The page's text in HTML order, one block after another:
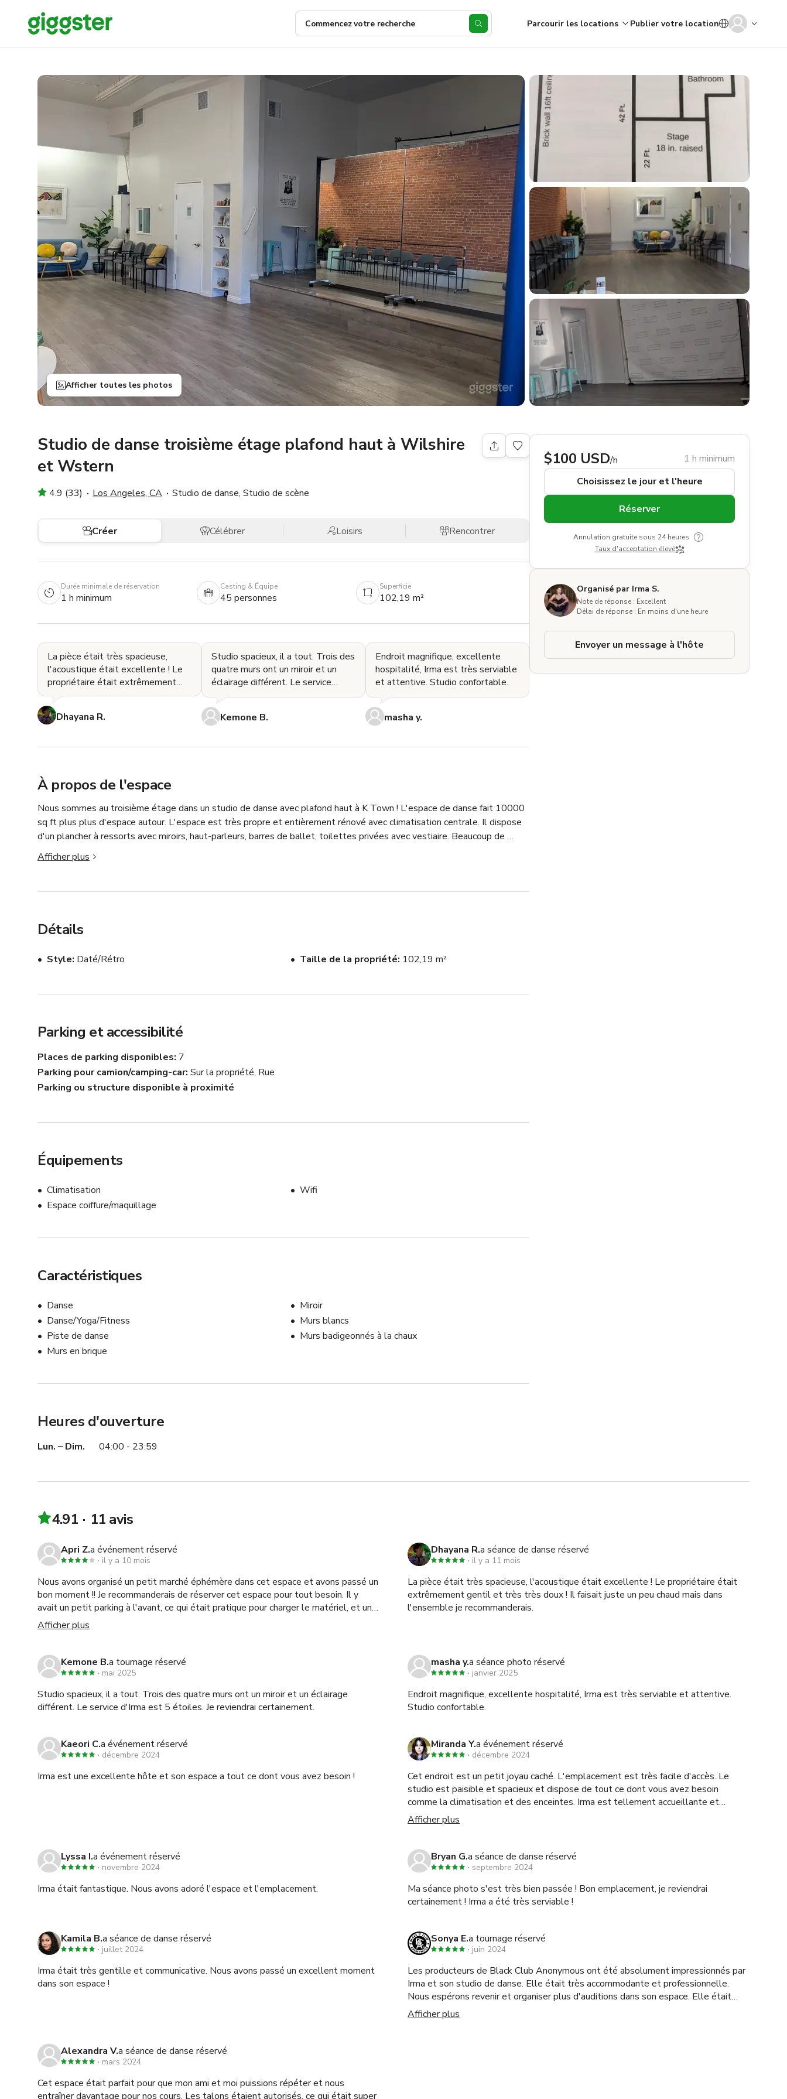
Commencez votre recherche Parcourir les locations Publier votre location
Afficher toutes les photos
Studio de danse troisième étage plafond haut à Wilshire
et Wstern
4.9 (33) Los Angeles, CA Studio de danse, Studio de scène
Créer Célébrer Loisirs Rencontrer
Durée minimale de réservation
1 h minimum
Casting & Équipe
45 personnes
Superficie
102,19 m²
La pièce était très spacieuse,
l'acoustique était excellente ! Le
propriétaire était extrêmement
gentil et très très doux ! Il faisait
juste
Dhayana R.
Studio spacieux, il a tout. Trois des
quatre murs ont un miroir et un
éclairage différent. Le service
d'Irma est 5 étoiles. Je reviendrai
certainem
Kemone B.
Endroit magnifique, excellente
hospitalité, Irma est très serviable
et attentive. Studio confortable.
masha y.
À propos de l'espace
Nous sommes au troisième étage dans un studio de danse avec plafond haut à K Town ! L'espace de danse fait 10000
sq ft plus plus d'espace autour. L'espace est très propre et entièrement rénové avec climatisation centrale. Il dispose
d'un plancher à ressorts avec miroirs, haut-parleurs, barres de ballet, toilettes privées avec vestiaire. Beaucoup de
stationnement dans la rue ou dans les rues adjacentes.
Afficher plus
Détails
Style Daté/Rétro Taille de la propriété 102,19 m²
Parking et accessibilité
Places de parking disponibles 7
Parking pour camion/camping-car Sur la propriété, Rue
Parking ou structure disponible à proximité
Équipements
Climatisation
Espace coiffure/maquillage
Wifi
Caractéristiques
Danse
Danse/Yoga/Fitness
Piste de danse
Murs en brique
Miroir
Murs blancs
Murs badigeonnés à la chaux
Heures d'ouverture
Lun. – Dim. 04:00 - 23:59
$100 USD/h
1 h minimum
Choisissez le jour et l'heure
Réserver
Annulation gratuite sous 24 heures
Taux d'acceptation élevé
Organisé par Irma S.
Note de réponse : Excellent
Délai de réponse : En moins d'une heure
Envoyer un message à l'hôte
4.91 11 avis
Apri Z.a événement réservé
il y a 10 mois
Nous avons organisé un petit marché éphémère dans cet espace et avons passé un
bon moment !! Je recommanderais de réserver cet espace pour tout besoin. Il y
avait un petit parking à l'avant, ce qui était pratique pour charger le matériel, et un
stationnement en rue assez correct. Je donne 4 étoiles et non 5 simplement parce
qu'on nous a informés après avoir eu accès qu'il y avait un parking privé à l'arrière
matériel de danse et la zone seraient dégagés et que le studio serait nettoyé
avant, ce qui n'a pas été le cas. Je pense qu'au global cet espace a rempli son rôle
Afficher plus
Dhayana R.a séance de danse réservé
il y a 11 mois
La pièce était très spacieuse, l'acoustique était excellente ! Le propriétaire était
extrêmement gentil et très très doux ! Il faisait juste un peu chaud mais dans
l'ensemble je recommanderais.
Kemone B.a tournage réservé
mai 2025
Studio spacieux, il a tout. Trois des quatre murs ont un miroir et un éclairage
différent. Le service d'Irma est 5 étoiles. Je reviendrai certainement.
masha y.a séance photo réservé
janvier 2025
Endroit magnifique, excellente hospitalité, Irma est très serviable et attentive.
Studio confortable.
Kaeori C.a événement réservé
décembre 2024
Irma est une excellente hôte et son espace a tout ce dont vous avez besoin !
Miranda Y.a événement réservé
décembre 2024
Cet endroit est un petit joyau caché. L'emplacement est très facile d'accès. Le
studio est paisible et spacieux et dispose de tout ce dont vous avez besoin
comme la climatisation et des enceintes. Irma est tellement accueillante et
gentille. J'ai hâte de revenir travailler sur de futurs projets dans cet endroit.
Afficher plus
Lyssa I.a événement réservé
novembre 2024
Irma était fantastique. Nous avons adoré l'espace et l'emplacement.
Bryan G.a séance de danse réservé
septembre 2024
Ma séance photo s'est très bien passée ! Bon emplacement, je reviendrai
certainement ! Irma a été très serviable !
Kamila B.a séance de danse réservé
juillet 2024
Irma était très gentille et communicative. Nous avons passé un excellent moment
dans son espace !
Sonya E.a tournage réservé
juin 2024
Les producteurs de Black Club Anonymous ont été absolument impressionnés par
Irma et son studio de danse. Elle était très accommodante et professionnelle.
Nous espérons revenir et organiser plus d'auditions dans son espace. Elle était
Afficher plus
Alexandra V.a séance de danse réservé
mars 2024
Cet espace était parfait pour que mon ami et moi puissions répéter et nous
entraîner davantage pour nos cours. Les talons étaient autorisés, ce qui était super